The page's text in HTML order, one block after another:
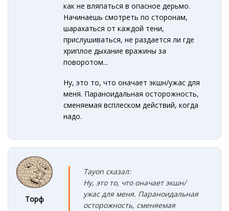
как не вляпаться в опасное дерьмо.
Начинаешь смотреть по сторонам,
шарахаться от каждой тени,
прислушиваться, не раздается ли где
хриплое дыхание вражины за
поворотом...
Ну, это то, что оначает экшн/ужас для
меня. Параноидальная осторожность,
сменяемая всплеском действий, когда
надо.
Торф
Tayon сказал:
Ну, это то, что оначает экшн/
ужас для меня. Параноидальная
осторожность, сменяемая